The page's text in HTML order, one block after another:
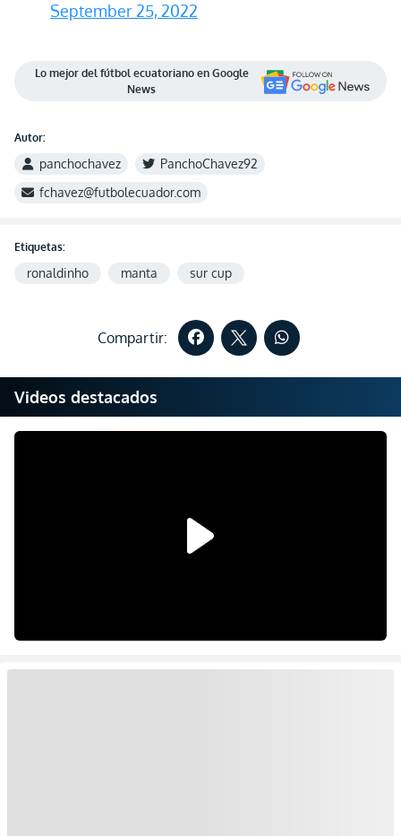
September 25, 2022
Lo mejor del fútbol ecuatoriano en Google
News
Autor:
panchochavez
PanchoChavez92
fchavez@futbolecuador.com
Etiquetas:
ronaldinho manta sur cup
Compartir:
Videos destacados